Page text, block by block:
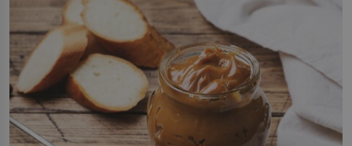
byl jen životem unavený a drogou
ovládaný muž? Marcus Aurelius byl
zastáncem stoicismu, učení, […]